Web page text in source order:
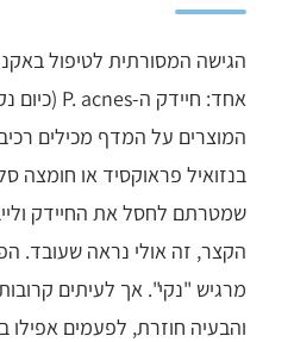
הגישה המסורתית לטיפול
המוצרים על המדף מכילים
בנזואיל פראוקסיד או חומצה
שמטרתם לחסל את החיידק
הקצר, זה אולי נראה שעובד.
מרגיש "נקי". אך לעיתים
והבעיה חוזרת, לפעמים אפילו